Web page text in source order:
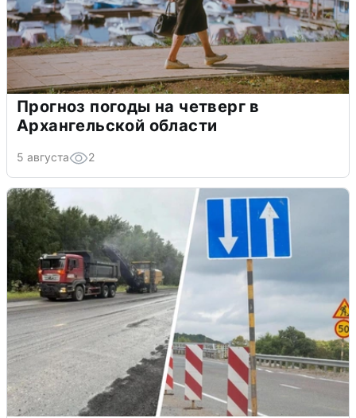
Прогноз погоды на четверг в
Архангельской области
5 августа 2